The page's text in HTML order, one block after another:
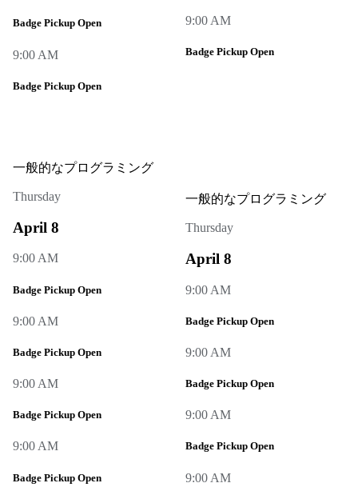
Badge Pickup Open
9:00 AM
Badge Pickup Open
9:00 AM
Badge Pickup Open
一般的なプログラミング
Thursday
April 8
9:00 AM
Badge Pickup Open
9:00 AM
Badge Pickup Open
9:00 AM
Badge Pickup Open
9:00 AM
Badge Pickup Open
一般的なプログラミング
Thursday
April 8
9:00 AM
Badge Pickup Open
9:00 AM
Badge Pickup Open
9:00 AM
Badge Pickup Open
9:00 AM